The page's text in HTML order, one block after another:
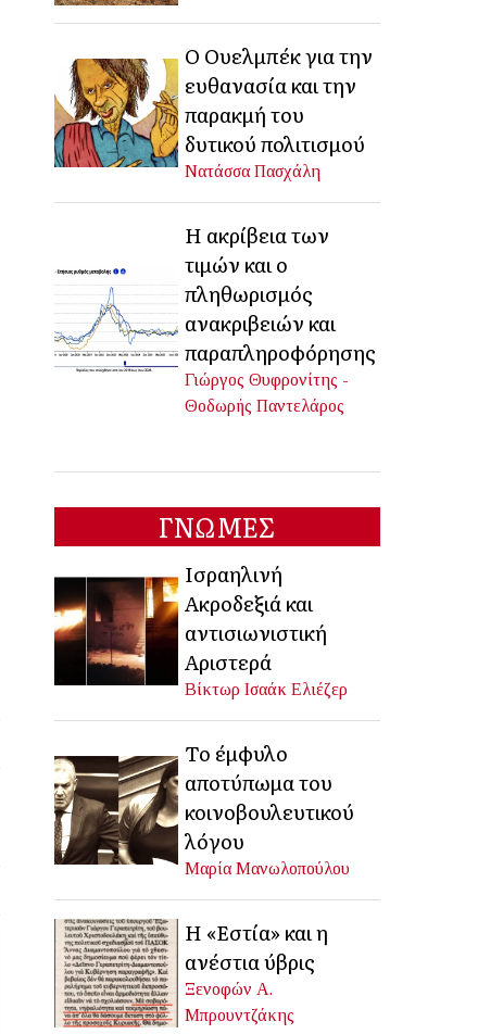
Ο Ουελμπέκ για την
ευθανασία και την
παρακμή του
δυτικού πολιτισμού
Νατάσσα Πασχάλη
Η ακρίβεια των
τιμών και ο
πληθωρισμός
ανακριβειών και
παραπληροφόρησης
Γιώργος Θυφρονίτης -
Θοδωρής Παντελάρος
ΓΝΩΜΕΣ
Ισραηλινή
Ακροδεξιά και
αντισιωνιστική
Αριστερά
Βίκτωρ Ισαάκ Ελιέζερ
Το έμφυλο
αποτύπωμα του
κοινοβουλευτικού
λόγου
Μαρία Μανωλοπούλου
Η «Εστία» και η
ανέστια ύβρις
Ξενοφών Α.
Μπρουντζάκης